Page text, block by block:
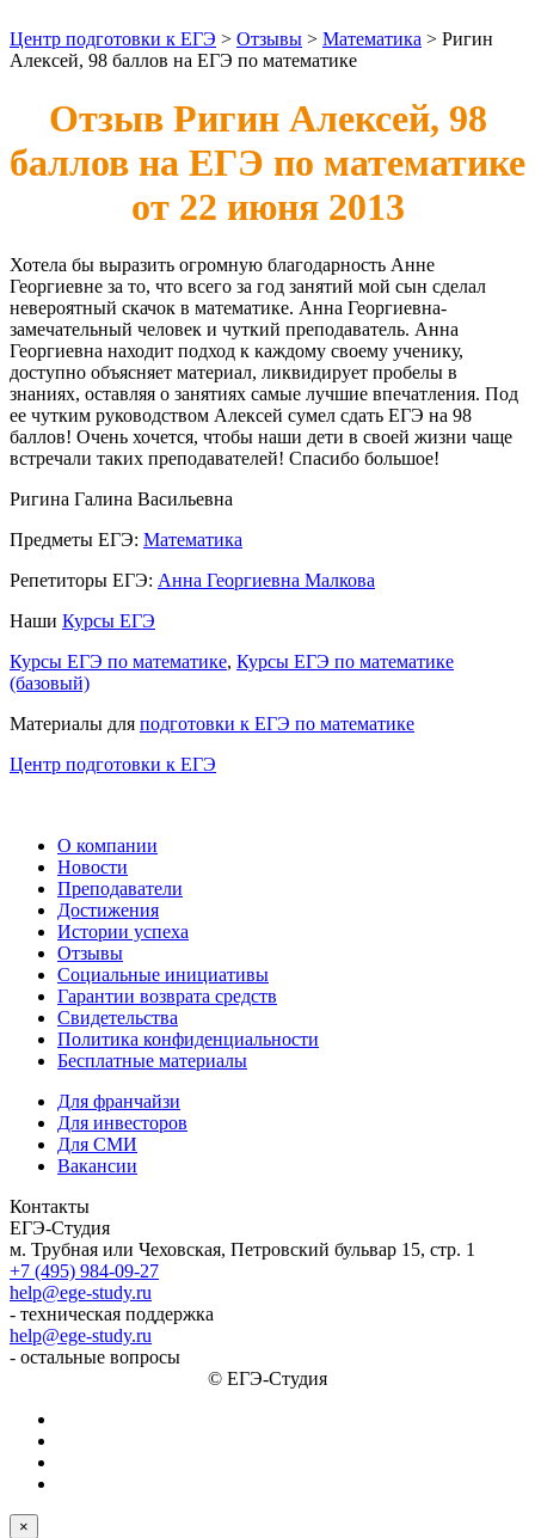
Центр подготовки к ЕГЭ > Отзывы > Математика > Ригин
Алексей, 98 баллов на ЕГЭ по математике
Отзыв Ригин Алексей, 98
баллов на ЕГЭ по математике
от 22 июня 2013
Хотела бы выразить огромную благодарность Анне
Георгиевне за то, что всего за год занятий мой сын сделал
невероятный скачок в математике. Анна Георгиевна-
замечательный человек и чуткий преподаватель. Анна
Георгиевна находит подход к каждому своему ученику,
доступно объясняет материал, ликвидирует пробелы в
знаниях, оставляя о занятиях самые лучшие впечатления. Под
ее чутким руководством Алексей сумел сдать ЕГЭ на 98
баллов! Очень хочется, чтобы наши дети в своей жизни чаще
встречали таких преподавателей! Спасибо большое!
Ригина Галина Васильевна
Предметы ЕГЭ: Математика
Репетиторы ЕГЭ: Анна Георгиевна Малкова
Наши Курсы ЕГЭ
Курсы ЕГЭ по математике, Курсы ЕГЭ по математике
(базовый)
Материалы для подготовки к ЕГЭ по математике
Центр подготовки к ЕГЭ
О компании
Новости
Преподаватели
Достижения
Истории успеха
Отзывы
Социальные инициативы
Гарантии возврата средств
Свидетельства
Политика конфиденциальности
Бесплатные материалы
Для франчайзи
Для инвесторов
Для СМИ
Вакансии
Контакты
ЕГЭ-Студия
м. Трубная или Чеховская, Петровский бульвар 15, стр. 1
+7 (495) 984-09-27
help@ege-study.ru
- техническая поддержка
help@ege-study.ru
- остальные вопросы
© ЕГЭ-Студия
×